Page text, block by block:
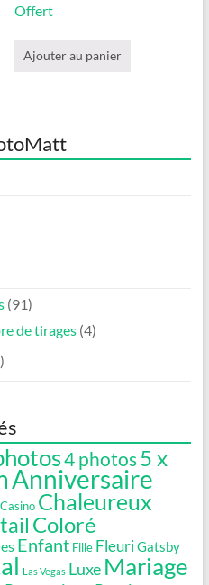
Offert
Ajouter au panier
(91)
de tirages (4)
4 photos5 x
Anniversaire
Casino Chaleureux
Coloré
Enfant Fille FleuriGatsby
Las Vegas Luxe Mariage